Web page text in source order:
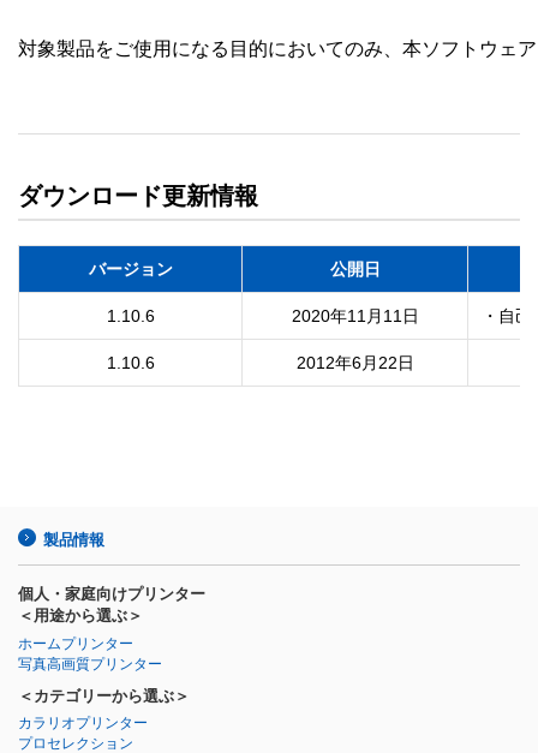
対象製品をご使用になる目的においてのみ、本ソフトウェ
ダウンロード更新情報
バージョン 公開日
1.10.6 2020年11月11日 ・自
1.10.6 2012年6月22日
製品情報
個人・家庭向けプリンター
＜用途から選ぶ＞
ホームプリンター
写真高画質プリンター
＜カテゴリーから選ぶ＞
カラリオプリンター
プロセレクション